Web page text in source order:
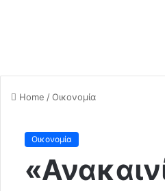
Home /Οικονομία
Οικονομία